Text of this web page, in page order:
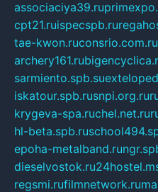
associaciya39.ru
cpt21.ruispecspb.ru
tae-kwon.ruconsrio.com.ru
archery161.ru
sarmiento.spb.su
iskatour.spb.rusnpi.org.ru
krygeva-spa.ruchel.net.ru
hl-beta.spb.ru
epoha-metalband.ru
dieselvostok.ru
regsmi.rufilmnetwork.ru